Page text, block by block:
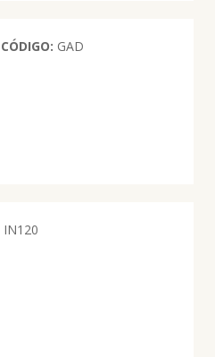
CÓDIGO: GAD
IN120